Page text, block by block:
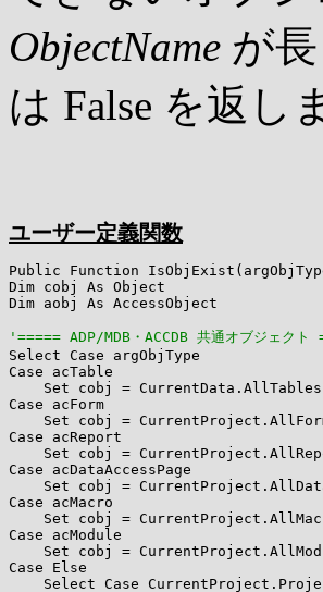
ObjectName が
は False を返し
ユーザー定義関数
Public Function
Dim cobj As Object
Dim aobj As AccessObject
'===== ADP/MDB・ACCDB 共通オブジェクト
Select Case argObjType
Case acTable
    Set cobj = CurrentData.AllTables
Case acForm
Set cobj =
Case acReport
Set cobj =
Case acDataAccessPage
Set cobj =
Case acMacro
Set cobj =
Case acModule
Set cobj =
Case Else